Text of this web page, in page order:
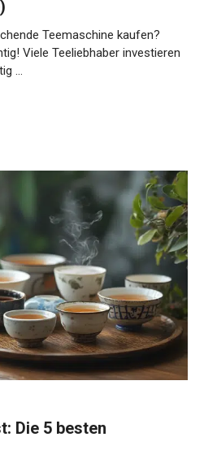
Teemaschine kaufen?
Viele Teeliebhaber investieren
…
Die 5 besten